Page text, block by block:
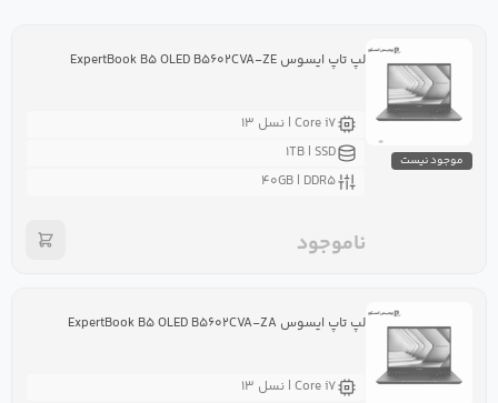
موجود نیست
لپ تاپ ایسوس ExpertBook B۵ OLED B۵۶۰۲CVA-ZE
Core i۷ | نسل ۱۳
۱TB | SSD
۴۰GB | DDR۵
ناموجود
لپ تاپ ایسوس ExpertBook B۵ OLED B۵۶۰۲CVA-ZA
Core i۷ | نسل ۱۳